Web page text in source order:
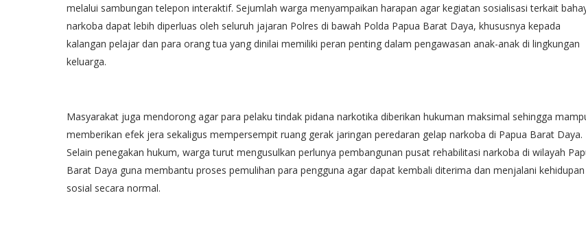
melalui sambungan telepon interaktif. Sejumlah warga menyampaikan harapan agar kegiatan sosialisasi terkait
narkoba dapat lebih diperluas oleh seluruh jajaran Polres di bawah Polda Papua Barat Daya, khususnya kepada
kalangan pelajar dan para orang tua yang dinilai memiliki peran penting dalam pengawasan anak-anak di lingkungan
keluarga.
Masyarakat juga mendorong agar para pelaku tindak pidana narkotika diberikan hukuman maksimal sehingga
memberikan efek jera sekaligus mempersempit ruang gerak jaringan peredaran gelap narkoba di Papua Barat Daya.
Selain penegakan hukum, warga turut mengusulkan perlunya pembangunan pusat rehabilitasi narkoba di wilayah
Barat Daya guna membantu proses pemulihan para pengguna agar dapat kembali diterima dan menjalani kehidupan
sosial secara normal.